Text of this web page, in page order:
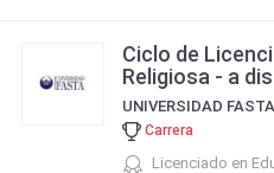
Ciclo de
Religiosa - a
UNIVERSIDAD FASTA
Carrera
Licenciado en